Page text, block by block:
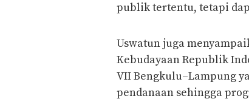
publik tertentu, tetapi
Uswatun juga
Kebudayaan Republik
VII Bengkulu–Lampung
pendanaan sehingga